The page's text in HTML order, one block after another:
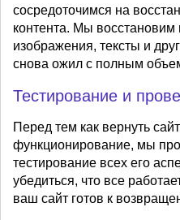
сосредоточимся на
контента. Мы
изображения, тексты и
снова ожил с полным
Тестирование и
Перед тем как вернуть
функционирование, мы
тестирование всех его
убедиться, что все
ваш сайт готов к